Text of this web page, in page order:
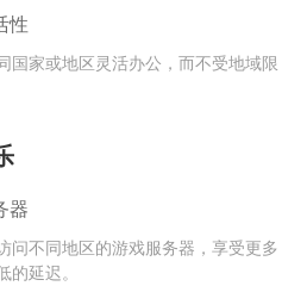
性
国家或地区灵活办公，而不受地域限
器
问不同地区的游戏服务器，享受更多
延迟。